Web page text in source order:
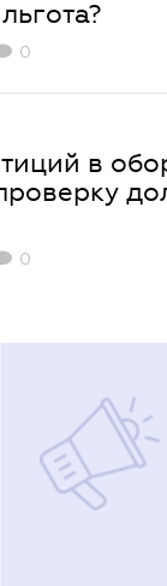
0
в
0